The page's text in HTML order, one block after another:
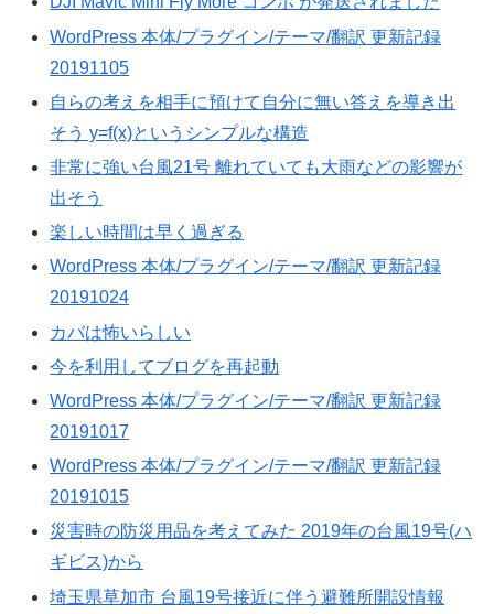
WordPress 本体/プラグイン/テーマ/翻訳 更新記録
20191105
自らの考えを相手に預けて自分に無い答えを導き出
そう y=f(x)というシンプルな構造
非常に強い台風21号 離れていても大雨などの影響が
出そう
楽しい時間は早く過ぎる
WordPress 本体/プラグイン/テーマ/翻訳 更新記録
20191024
カバは怖いらしい
今を利用してブログを再起動
WordPress 本体/プラグイン/テーマ/翻訳 更新記録
20191017
WordPress 本体/プラグイン/テーマ/翻訳 更新記録
20191015
災害時の防災用品を考えてみた 2019年の台風19号(ハ
ギビス)から
埼玉県草加市 台風19号接近に伴う避難所開設情報